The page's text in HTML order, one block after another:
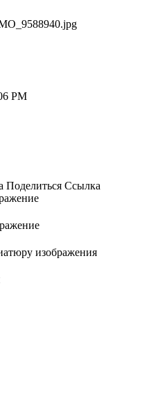
PM
Поделиться Ссылка
изображения